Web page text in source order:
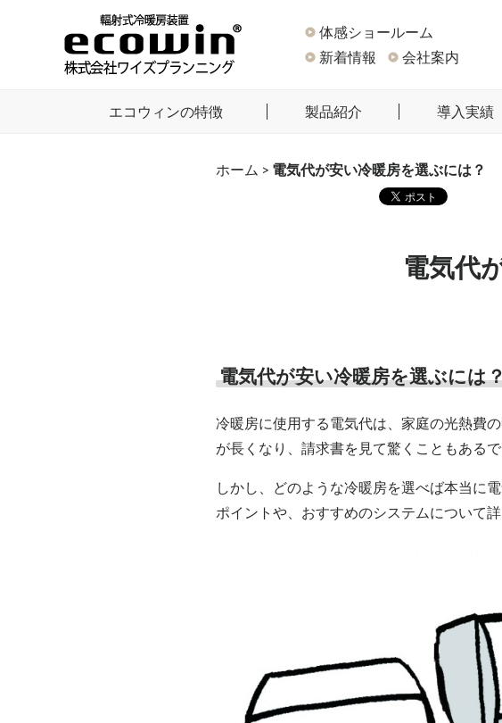
体感ショールーム
新着情報
会社案内
エコウィンの特徴 製品紹介 導入実績
ホーム > 電気代が安い冷暖房を選ぶには？
電気代
電気代が安い冷暖房を選ぶには
冷暖房に使用する電気代は、家庭の光熱費
が長くなり、請求書を見て驚くこともある
しかし、どのような冷暖房を選べば本当に
ポイントや、おすすめのシステムについて詳